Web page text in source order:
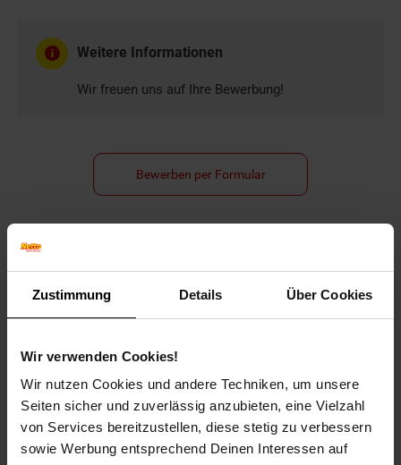
Zustimmung Details Über Cookies
Wir verwenden Cookies!
Wir nutzen Cookies und andere Techniken, um unsere
Seiten sicher und zuverlässig anzubieten, eine Vielzahl
von Services bereitzustellen, diese stetig zu verbessern
sowie Werbung entsprechend Deinen Interessen auf
Weitere Informationen
Wir freuen uns auf Ihre Bewerbung!
Bewerben per Formular
Folge uns auf Social Media!
Hinweis: Aus Gründen der leichteren Lesbarkeit verwenden
wir im Textverlauf die männliche Form der Anrede.